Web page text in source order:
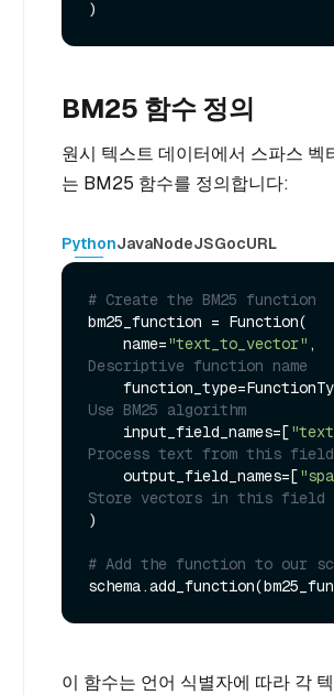
BM25 함수 정의
원시 텍스트 데이터에서 스파스 벡
는 BM25 함수를 정의합니다:
PythonJavaNodeJSGocURL
# Create the BM25 function
bm25_function = Function(
    name=
"text_to_vector"
Descriptive function name
Use BM25 algorithm
    input_field_names=[
Process text from this field
    output_field_names=[
Store vectors in this field
)
# Add the function to our
이 함수는 언어 식별자에 따라 각